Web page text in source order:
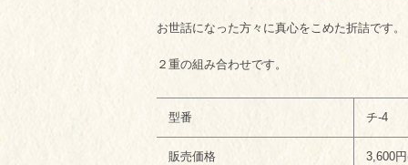
お世話になった方々に真心をこめた折詰です。
２重の組み合わせです。
型番 チ-4
販売価格 3,600